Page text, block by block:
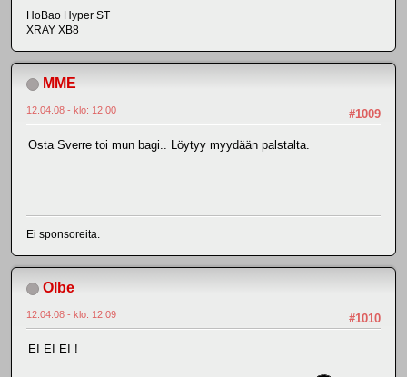
HoBao Hyper ST
XRAY XB8
MME
#1009
12.04.08 - klo: 12.00
Osta Sverre toi mun bagi.. Löytyy myydään palstalta.
Ei sponsoreita.
Olbe
#1010
12.04.08 - klo: 12.09
EI EI EI !